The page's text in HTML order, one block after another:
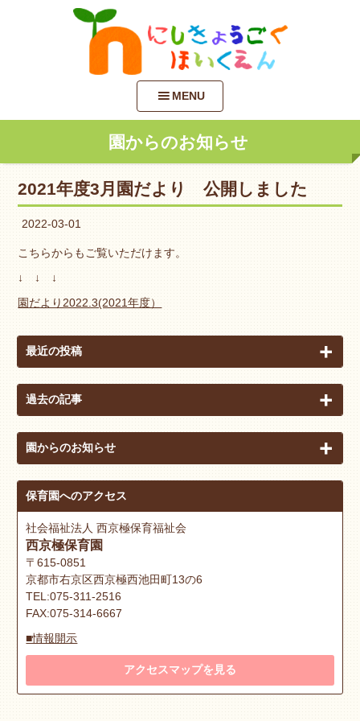
MENU
園からのお知らせ
2021年度3月園だより 公開しました
2022-03-01
こちらからもご覧いただけます。
↓ ↓ ↓
園だより2022.3(2021年度）
最近の投稿
過去の記事
園からのお知らせ
保育園へのアクセス
社会福祉法人 西京極保育福祉会
西京極保育園
〒615-0851
京都市右京区西京極西池田町13の6
TEL:075-311-2516
FAX:075-314-6667
■情報開示
アクセスマップを見る